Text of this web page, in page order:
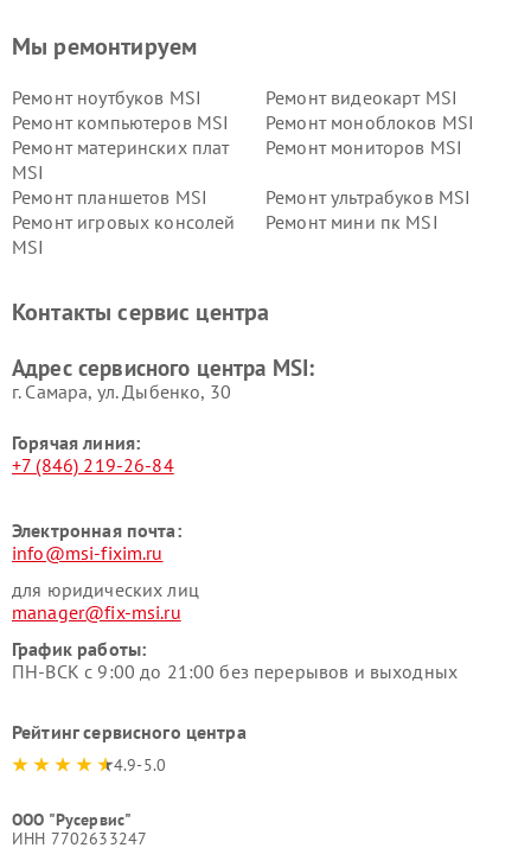
Мы ремонтируем
Ремонт ноутбуков MSI
Ремонт видеокарт MSI
Ремонт компьютеров MSI
Ремонт моноблоков MSI
Ремонт материнских плат
MSI
Ремонт мониторов MSI
Ремонт планшетов MSI
Ремонт ультрабуков MSI
Ремонт игровых консолей
MSI
Ремонт мини пк MSI
Контакты сервис центра
Адрес сервисного центра MSI:
г. Самара, ул. Дыбенко, 30
Горячая линия:
+7 (846) 219-26-84
Электронная почта:
info@msi-fixim.ru
для юридических лиц
manager@fix-msi.ru
График работы:
ПН-ВСК с 9:00 до 21:00 без перерывов и выходных
Рейтинг сервисного центра
4.9-5.0
ООО "Русервис"
ИНН 7702633247